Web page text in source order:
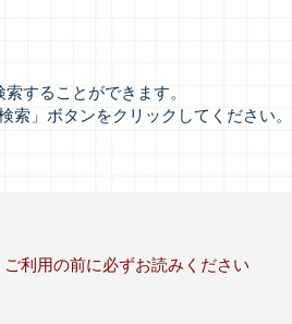
することができます。
」ボタンをクリックしてください。
ご利用の前に必ずお読みください